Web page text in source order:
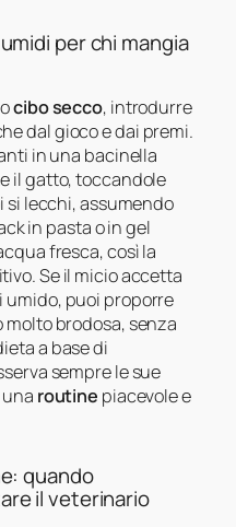
per chi mangia
cibo secco, introdurre
dal gioco e dai premi.
in una bacinella
il gatto, toccandole
si lecchi, assumendo
in pasta o in gel
fresca, così la
Se il micio accetta
puoi proporre
brodosa, senza
a base di
sempre le sue
routine piacevole e
quando
il veterinario